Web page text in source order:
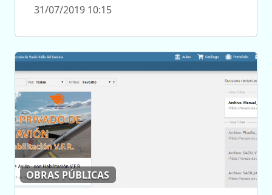
31/07/2019 10:15
OBRAS PÚBLICAS